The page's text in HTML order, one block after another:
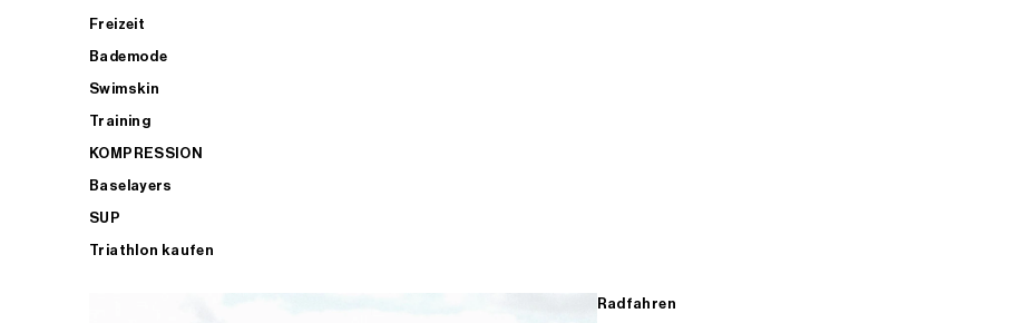
Freizeit
Bademode
Swimskin
Training
KOMPRESSION
Baselayers
SUP
Triathlon kaufen
Radfahren